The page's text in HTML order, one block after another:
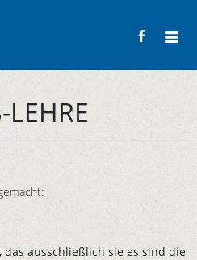
LEHRE
ausschließlich sie es sind die